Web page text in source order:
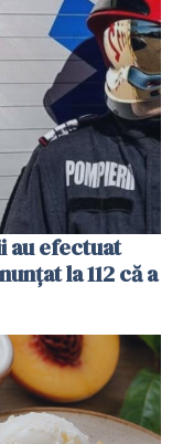
au efectuat
la 112 că a